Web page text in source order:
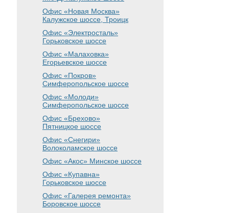
Офис «Новая Москва»
Калужское шоссе, Троицк
Офис «Электросталь»
Горьковское шоссе
Офис «Малаховка»
Егорьевское шоссе
Офис «Покров»
Симферопольское шоссе
Офис «Молоди»
Симферопольское шоссе
Офис «Брехово»
Пятницкое шоссе
Офис «Снегири»
Волоколамское шоссе
Офис «Акос» Минское шоссе
Офис «Купавна»
Горьковское шоссе
Офис «Галерея ремонта»
Боровское шоссе